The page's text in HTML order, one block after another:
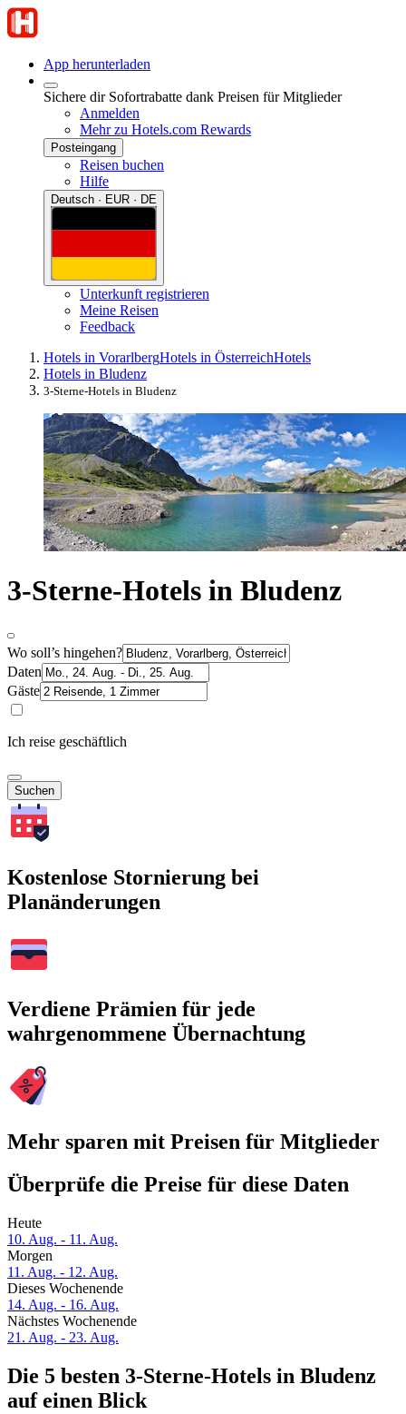
App herunterladen
Sichere dir Sofortrabatte dank Preisen für Mitglieder
Anmelden
Mehr zu Hotels.com Rewards
Posteingang
Reisen buchen
Hilfe
Deutsch · EUR · DE
Unterkunft registrieren
Meine Reisen
Feedback
Hotels in VorarlbergHotels in ÖsterreichHotels
Hotels in Bludenz
3-Sterne-Hotels in Bludenz
3-Sterne-Hotels in Bludenz
Wo soll’s hingehen?
Daten
Gäste
Ich reise geschäftlich
Suchen
Kostenlose Stornierung bei
Planänderungen
Verdiene Prämien für jede
wahrgenommene Übernachtung
Mehr sparen mit Preisen für Mitglieder
Überprüfe die Preise für diese Daten
Heute
10. Aug. - 11. Aug.
Morgen
11. Aug. - 12. Aug.
Dieses Wochenende
14. Aug. - 16. Aug.
Nächstes Wochenende
21. Aug. - 23. Aug.
Die 5 besten 3-Sterne-Hotels in Bludenz
auf einen Blick